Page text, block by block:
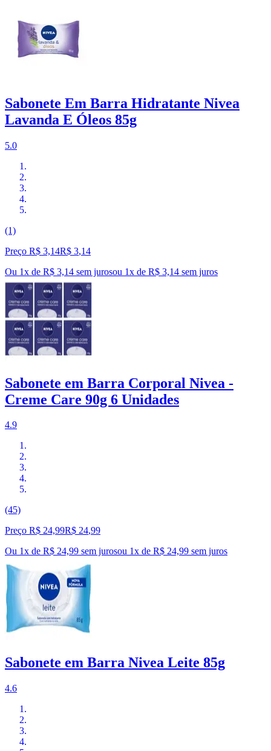
Sabonete Em Barra Hidratante Nivea
Lavanda E Óleos 85g
5.0
(1)
Preço R$ 3,14R$ 3,14
Ou 1x de R$ 3,14 sem jurosou 1x de R$ 3,14 sem juros
Sabonete em Barra Corporal Nivea -
Creme Care 90g 6 Unidades
4.9
(45)
Preço R$ 24,99R$ 24,99
Ou 1x de R$ 24,99 sem jurosou 1x de R$ 24,99 sem juros
Sabonete em Barra Nivea Leite 85g
4.6